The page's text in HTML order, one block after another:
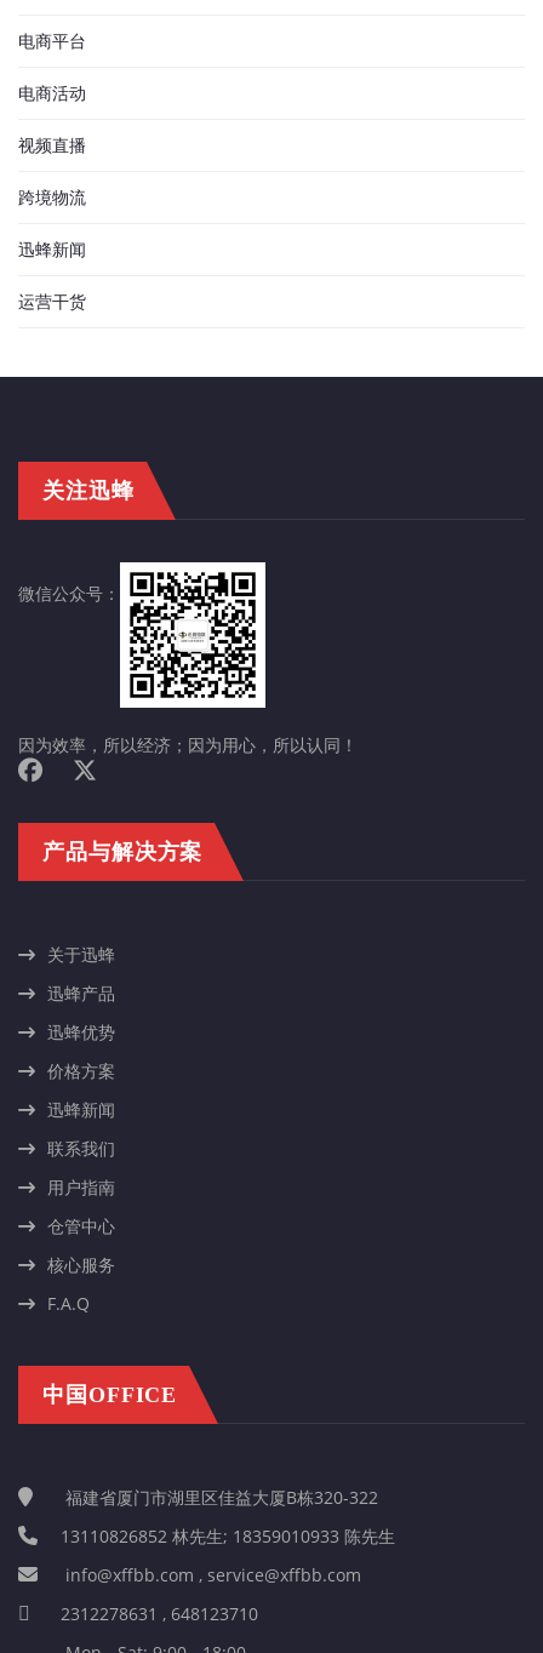
电商平台
电商活动
视频直播
跨境物流
迅蜂新闻
运营干货
关注迅蜂
微信公众号：
因为效率，所以经济；因为用心，所以认同！
产品与解决方案
关于迅蜂
迅蜂产品
迅蜂优势
价格方案
迅蜂新闻
联系我们
用户指南
仓管中心
核心服务
F.A.Q
中国OFFICE
福建省厦门市湖里区佳益大厦B栋320-322
13110826852 林先生; 18359010933 陈先生
info@xffbb.com , service@xffbb.com
2312278631 , 648123710